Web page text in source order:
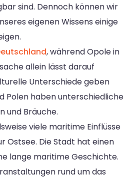
sind. Dennoch können wir
eigenen Wissens einige
, während Opole in
allein lässt darauf
Unterschiede geben
Polen haben unterschiedliche
und Bräuche.
viele maritime Einflüsse
Ostsee. Die Stadt hat einen
lange maritime Geschichte.
rund um das